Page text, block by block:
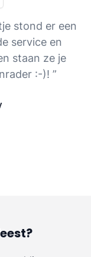
stond er een
service en
staan ze je
:-)! ”